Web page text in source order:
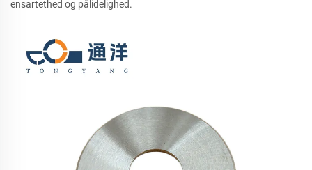
ensartethed og pålidelighed.